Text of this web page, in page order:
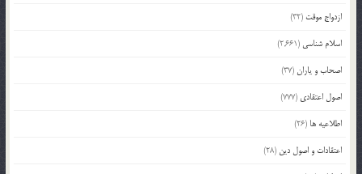
ازدواج موقت (32)
اسلام شناسی (2,661)
اصحاب و یاران(37)
اصول اعتقادی (777)
اطلاعیه ها (26)
اعتقادات و اصول دین (28)